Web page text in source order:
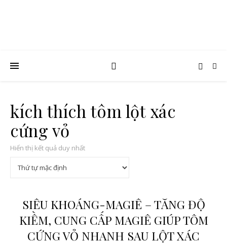
kích thích tôm lột xác
cứng vỏ
Hiển thị kết quả duy nhất
SIÊU KHOÁNG-MAGIÊ – TĂNG ĐỘ
KIỀM, CUNG CẤP MAGIÊ GIÚP TÔM
CỨNG VỎ NHANH SAU LỘT XÁC